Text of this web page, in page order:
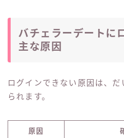
バチェラーデートに
主な原因
ログインできない原因は、
られます。
原因